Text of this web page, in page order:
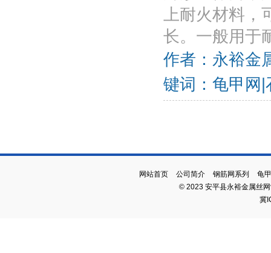
上耐火材料，
长。一般用于
作者：永裕
键词：龟甲网
网站首页 公司简介 钢筋网系列
龟
© 2023 安平县永裕金属丝
冀